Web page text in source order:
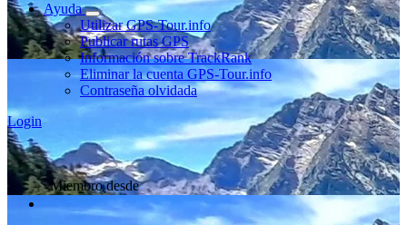
Ayuda
Utilizar GPS-Tour.info
Publicar rutas GPS
Información sobre TrackRank
Eliminar la cuenta GPS-Tour.info
Contraseña olvidada
Login
Miembro desde